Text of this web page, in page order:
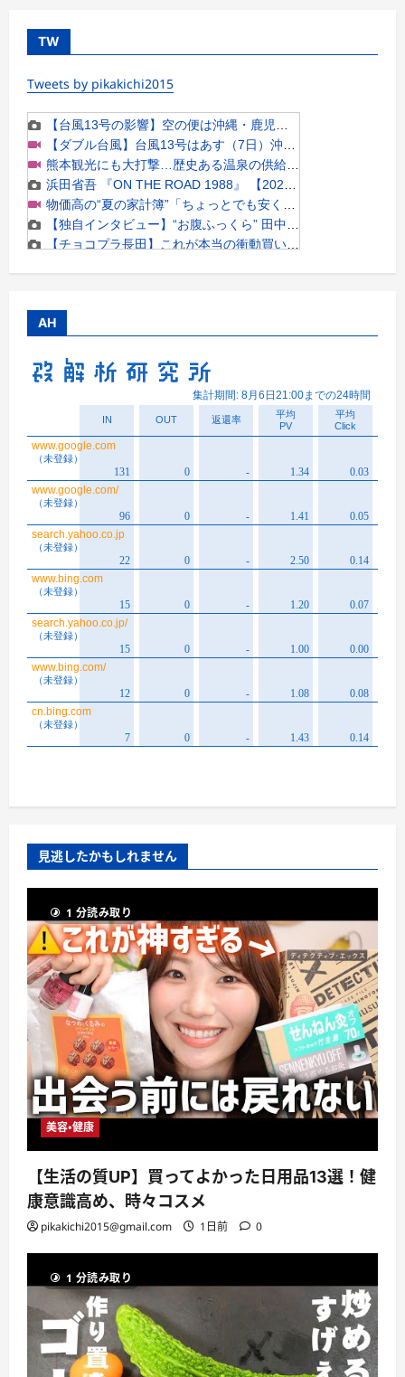
TW
Tweets by pikakichi2015
AH
見逃したかもしれません
1 分読み取り
美容・健康
【生活の質UP】買ってよかった日用品13選！健
康意識高め、時々コスメ
pikakichi2015@gmail.com 1日前 0
1 分読み取り